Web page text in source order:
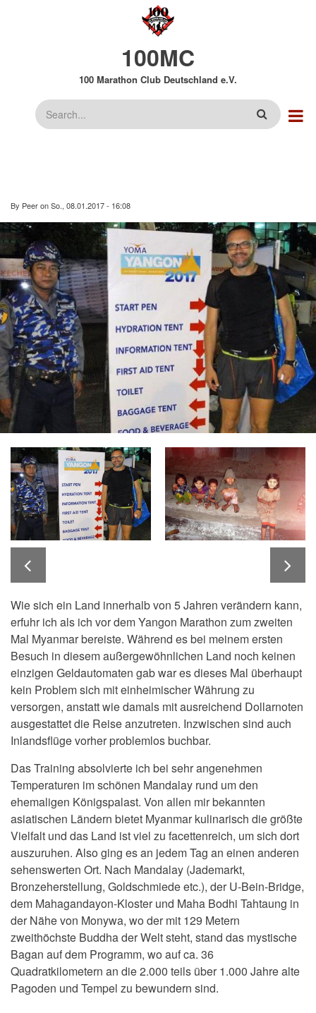
100MC
100 Marathon Club Deutschland e.V.
Suche
By PeeronSo., 08.01.2017 - 16:08
Wie sich ein Land innerhalb von 5 Jahren verändern kann,
erfuhr ich als ich vor dem Yangon Marathon zum zweiten
Mal Myanmar bereiste. Während es bei meinem ersten
Besuch in diesem außergewöhnlichen Land noch keinen
einzigen Geldautomaten gab war es dieses Mal überhaupt
kein Problem sich mit einheimischer Währung zu
versorgen, anstatt wie damals mit ausreichend Dollarnoten
ausgestattet die Reise anzutreten. Inzwischen sind auch
Inlandsflüge vorher problemlos buchbar.
Das Training absolvierte ich bei sehr angenehmen
Temperaturen im schönen Mandalay rund um den
ehemaligen Königspalast. Von allen mir bekannten
asiatischen Ländern bietet Myanmar kulinarisch die größte
Vielfalt und das Land ist viel zu facettenreich, um sich dort
auszuruhen. Also ging es an jedem Tag an einen anderen
sehenswerten Ort. Nach Mandalay (Jademarkt,
Bronzeherstellung, Goldschmiede etc.), der U-Bein-Bridge,
dem Mahagandayon-Kloster und Maha Bodhi Tahtaung in
der Nähe von Monywa, wo der mit 129 Metern
zweithöchste Buddha der Welt steht, stand das mystische
Bagan auf dem Programm, wo auf ca. 36
Quadratkilometern an die 2.000 teils über 1.000 Jahre alte
Pagoden und Tempel zu bewundern sind.